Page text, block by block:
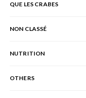
QUE LES CRABES
NON CLASSÉ
NUTRITION
OTHERS